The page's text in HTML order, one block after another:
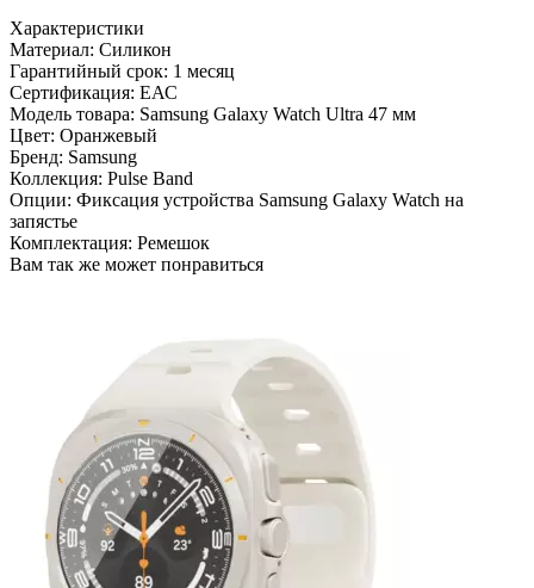
Характеристики
Материал: Силикон
Гарантийный срок: 1 месяц
Сертификация: ЕАС
Модель товара: Samsung Galaxy Watch Ultra 47 мм
Цвет: Оранжевый
Бренд: Samsung
Коллекция: Pulse Band
Опции: Фиксация устройства Samsung Galaxy Watch на
запястье
Комплектация: Ремешок
Вам так же может понравиться